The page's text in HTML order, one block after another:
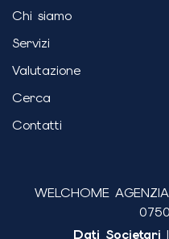
Chi siamo
Servizi
Valutazione
Cerca
Contatti
WELCHOME
Dati Societari |